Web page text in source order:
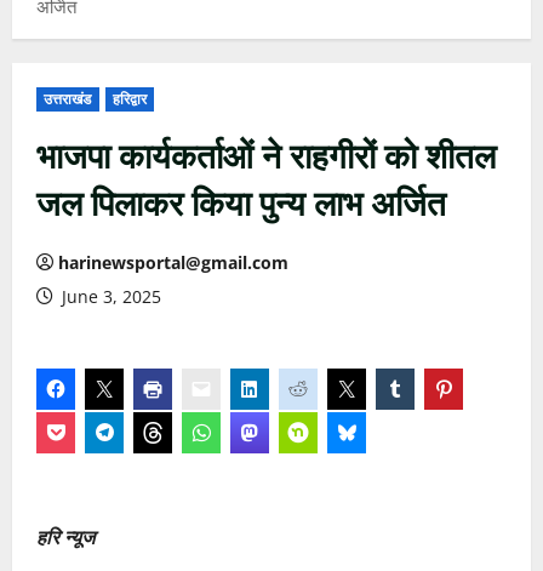
अर्जित
उत्तराखंड हरिद्वार
भाजपा कार्यकर्ताओं ने राहगीरों को शीतल
जल पिलाकर किया पुन्य लाभ अर्जित
harinewsportal@gmail.com
June 3, 2025
हरि न्यूज